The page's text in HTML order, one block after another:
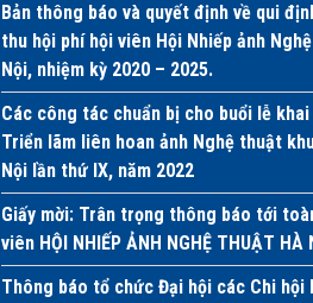
Bản thông báo và quyết định về qui
thu hội phí hội viên Hội Nhiếp ảnh
Nội, nhiệm kỳ 2020 – 2025.
Các công tác chuẩn bị cho buổi lễ khai
Triển lãm liên hoan ảnh Nghệ thuật
Nội lần thứ IX, năm 2022
Giấy mời: Trân trọng thông báo tới
viên HỘI NHIẾP ẢNH NGHỆ THUẬT HÀ
Thông báo tổ chức Đại hội các Chi hội